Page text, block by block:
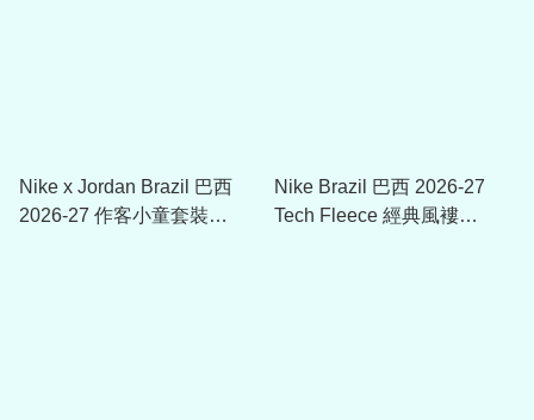
Nike x Jordan Brazil 巴西
2026-27 作客小童套裝
Nike Brazil 巴西 2026-27
Tech Fleece 經典風褸